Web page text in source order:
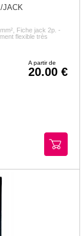
JACK
Fiche jack 2p. -
flexible très
A partir de
20.00